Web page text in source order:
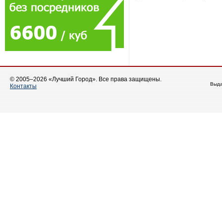
© 2005–2026 «Лучший Город». Все права защищены.
Контакты